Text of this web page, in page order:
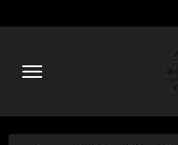
content